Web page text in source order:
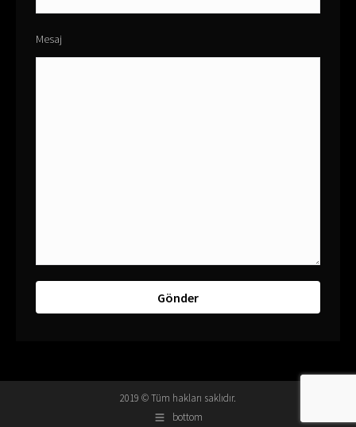
Mesaj
2019 © Tüm hakları saklıdır.
bottom